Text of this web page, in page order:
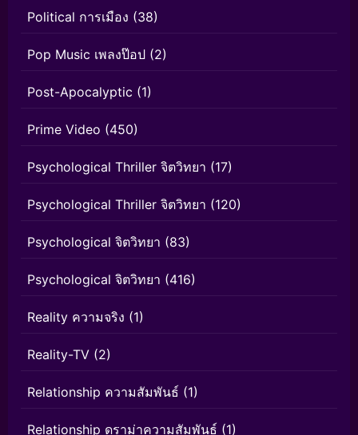
Political การเมือง (38)
Pop Music เพลงป๊อป (2)
Post-Apocalyptic (1)
Prime Video (450)
Psychological Thriller จิตวิทยา (17)
Psychological Thriller จิตวิทยา (120)
Psychological จิตวิทยา (83)
Psychological จิตวิทยา (416)
Reality ความจริง (1)
Reality-TV (2)
Relationship ความสัมพันธ์ (1)
Relationship ดราม่าความสัมพันธ์ (1)